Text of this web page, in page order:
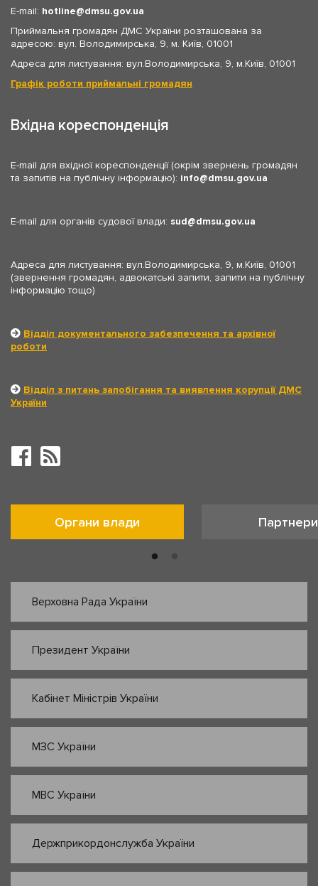
E-mail: hotline
dmsu.gov.ua
Приймальня громадян ДМС України розташована за
адресою: вул. Володимирська, 9, м. Київ, 01001
Адреса для листування: вул.Володимирська, 9, м.Київ, 01001
Графік роботи приймальні громадян
Вхідна кореспонденція
E-mail для вхідної кореспонденції (окрім звернень громадян
та запитів на публічну інформацію): info dmsu.gov.ua
E-mail для органів судової влади: sud dmsu.gov.ua
Адреса для листування: вул.Володимирська, 9, м.Київ, 01001
(звернення громадян, адвокатські запити, запити на публічну
інформацію тощо)
Відділ документального забезпечення та архівної
роботи
Відділ з питань запобігання та виявлення корупції ДМС
України
Органи влади Партнери
Верховна Рада України
Президент України
Кабінет Міністрів України
МЗС України
МВС України
Держприкордонслужба України